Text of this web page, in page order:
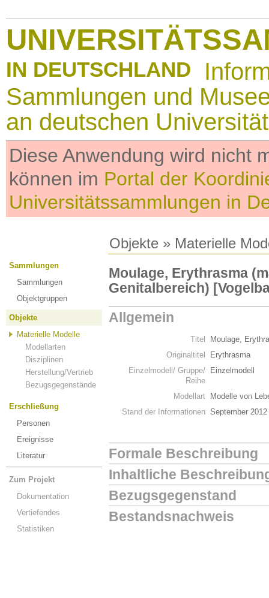
IN DEUTSCHLAND
Sammlungen und
an deutschen
Diese Anwendung wird nicht
können im Portal der
Universitätssammlungen in
Objekte » Materielle
Sammlungen
Sammlungen
Objektgruppen
Objekte
Materielle Modelle
Modellarten
Disziplinen
Herstellung/Vertrieb
Bezugsgegenstände
Erschließung
Personen
Ereignisse
Literatur
Zum Projekt
Dokumentation
Vertiefendes
Statistiken
Moulage, Erythrasma
Genitalbereich)
Allgemein
Titel
Moulage,
Originaltitel
Erythrasma
Einzelmodell/ Gruppe/
Reihe
Einzelmodell
Modellart
Modelle von
Stand der Informationen September 2012
Formale Beschreibung
Inhaltliche
Bezugsgegenstand
Bestandsnachweis